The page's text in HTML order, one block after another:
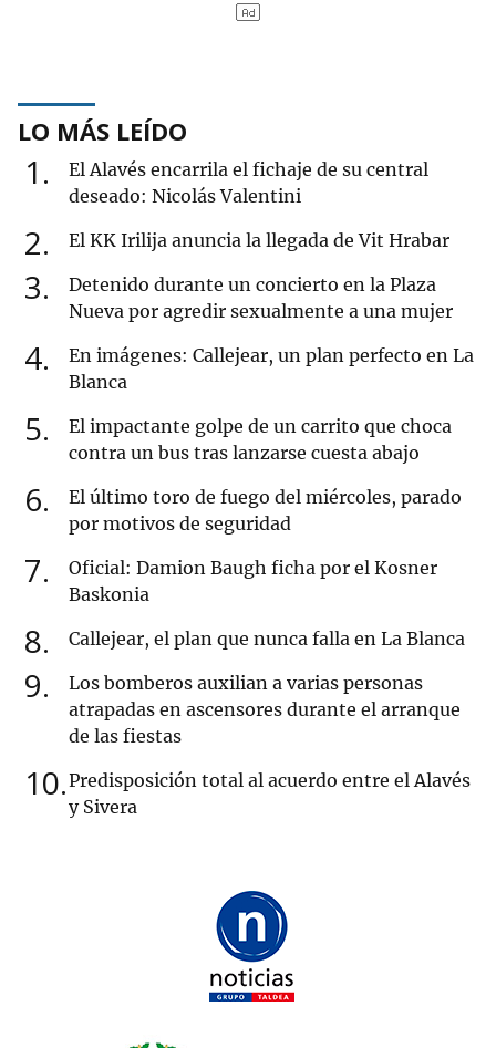
LO MÁS LEÍDO
1
El Alavés encarrila el fichaje de su central
deseado: Nicolás Valentini
2 El KK Irilija anuncia la llegada de Vit Hrabar
3
Detenido durante un concierto en la Plaza
Nueva por agredir sexualmente a una mujer
4
En imágenes: Callejear, un plan perfecto en La
Blanca
5
El impactante golpe de un carrito que choca
contra un bus tras lanzarse cuesta abajo
6
El último toro de fuego del miércoles, parado
por motivos de seguridad
7
Oficial: Damion Baugh ficha por el Kosner
Baskonia
8 Callejear, el plan que nunca falla en La Blanca
9
Los bomberos auxilian a varias personas
atrapadas en ascensores durante el arranque
de las fiestas
10 Predisposición total al acuerdo entre el Alavés
y Sivera